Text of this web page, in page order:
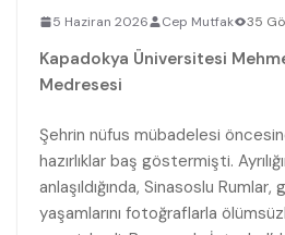
5 Haziran 2026 Cep Mutfak 35
Kapadokya Üniversitesi
Medresesi
Şehrin nüfus mübadelesi
hazırlıklar baş göstermişti.
anlaşıldığında, Sinasoslu Rumlar,
yaşamlarını fotoğraflarla